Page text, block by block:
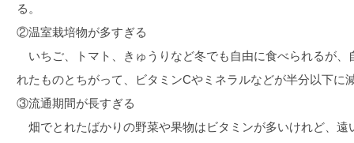
る。
②温室栽培物が多すぎる
いちご、トマト、きゅうりなど冬でも自由に食べられるが、
れたものとちがって、ビタミンCやミネラルなどが半分以下に
③流通期間が長すぎる
畑でとれたばかりの野菜や果物はビタミンが多いけれど、遠